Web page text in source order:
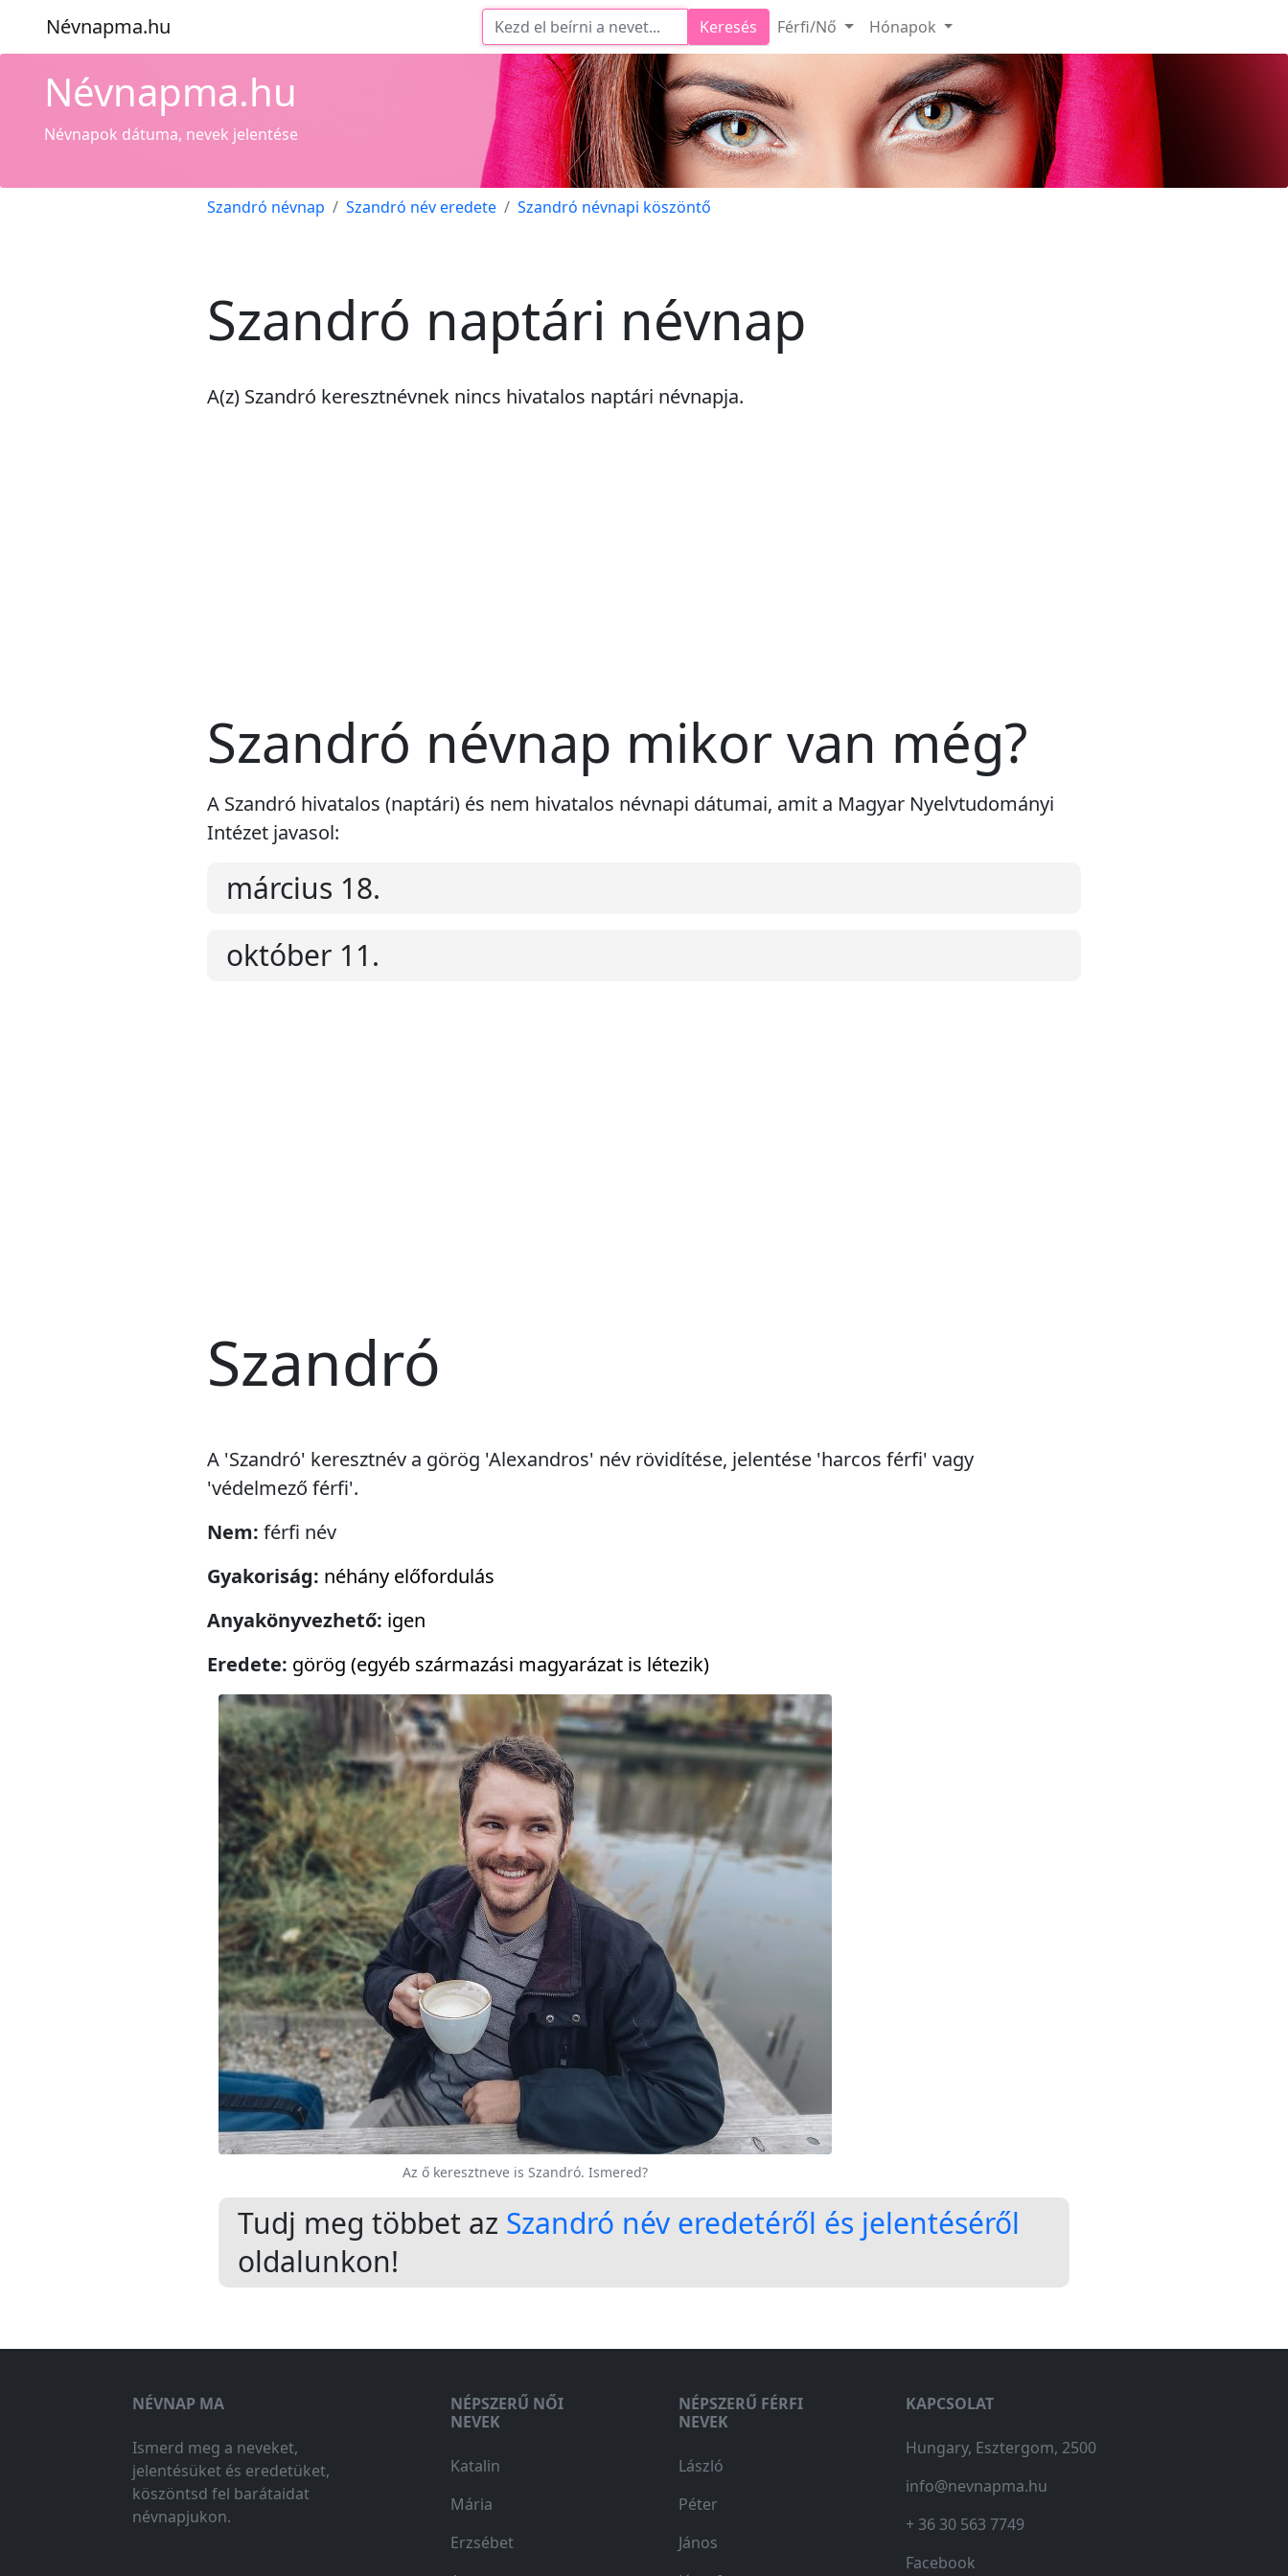
Névnapma.hu Keresés Férfi/Nő Hónapok
Névnapma.hu
Névnapok dátuma, nevek jelentése
Szandró névnap Szandró név eredete Szandró névnapi köszöntő
Szandró naptári névnap
A(z) Szandró keresztnévnek nincs hivatalos naptári névnapja.
Szandró névnap mikor van még?
A Szandró hivatalos (naptári) és nem hivatalos névnapi dátumai, amit a Magyar Nyelvtudományi
Intézet javasol:
március 18.
október 11.
Szandró
A 'Szandró' keresztnév a görög 'Alexandros' név rövidítése, jelentése 'harcos férfi' vagy
'védelmező férfi'.
Nem: férfi név
Gyakoriság: néhány előfordulás
Anyakönyvezhető: igen
Eredete: görög (egyéb származási magyarázat is létezik)
Az ő keresztneve is Szandró. Ismered?
Tudj meg többet az Szandró név eredetéről és jelentéséről
oldalunkon!
NÉVNAP MA
Ismerd meg a neveket,
jelentésüket és eredetüket,
köszöntsd fel barátaidat
névnapjukon.
NÉPSZERŰ NŐI
NEVEK
Katalin
Mária
Erzsébet
NÉPSZERŰ FÉRFI
NEVEK
László
Péter
János
KAPCSOLAT
Hungary, Esztergom, 2500
info@nevnapma.hu
+ 36 30 563 7749
Facebook